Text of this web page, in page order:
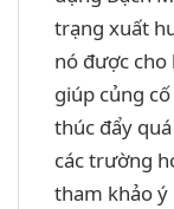
trạng xuất
nó được cho
giúp củng
thúc đẩy
các trường
tham khảo ý